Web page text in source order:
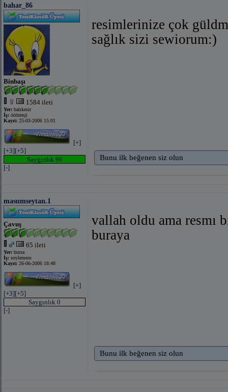
bahar_86
Binbaşı
1584 ileti
Yer: balıkesir
İş: ööörenji
Kayıt: 25-03-2006 15:01
[+]
[+3][+5]
Saygınlık 96
[-]
resimlerinize çok
sağlık sizi sewiorum:)
Bunu ilk beğenen siz olun
masumseytan.1
Çavuş
65 ileti
Yer: bursa
İş: soylemem
Kayıt: 26-06-2006 18:48
[+]
[+3][+5]
Saygınlık 0
[-]
vallah oldu ama resmı
buraya
Bunu ilk beğenen siz olun